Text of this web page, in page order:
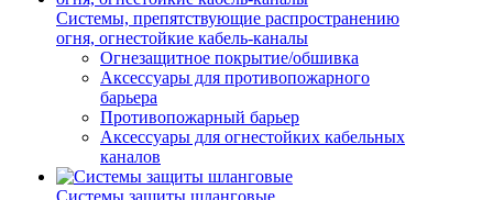
Системы, препятствующие распространению
огня, огнестойкие кабель-каналы
Огнезащитное покрытие/обшивка
Аксессуары для противопожарного
барьера
Противопожарный барьер
Аксессуары для огнестойких кабельных
каналов
Системы защиты шланговые